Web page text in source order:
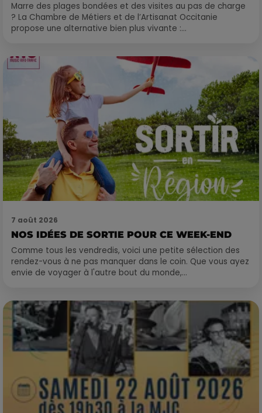
Marre des plages bondées et des visites au pas de charge
? La Chambre de Métiers et de l’Artisanat Occitanie
propose une alternative bien plus vivante :...
7 août 2026
NOS IDÉES DE SORTIE POUR CE WEEK-END
Comme tous les vendredis, voici une petite sélection des
rendez-vous à ne pas manquer dans le coin. Que vous ayez
envie de voyager à l'autre bout du monde,...